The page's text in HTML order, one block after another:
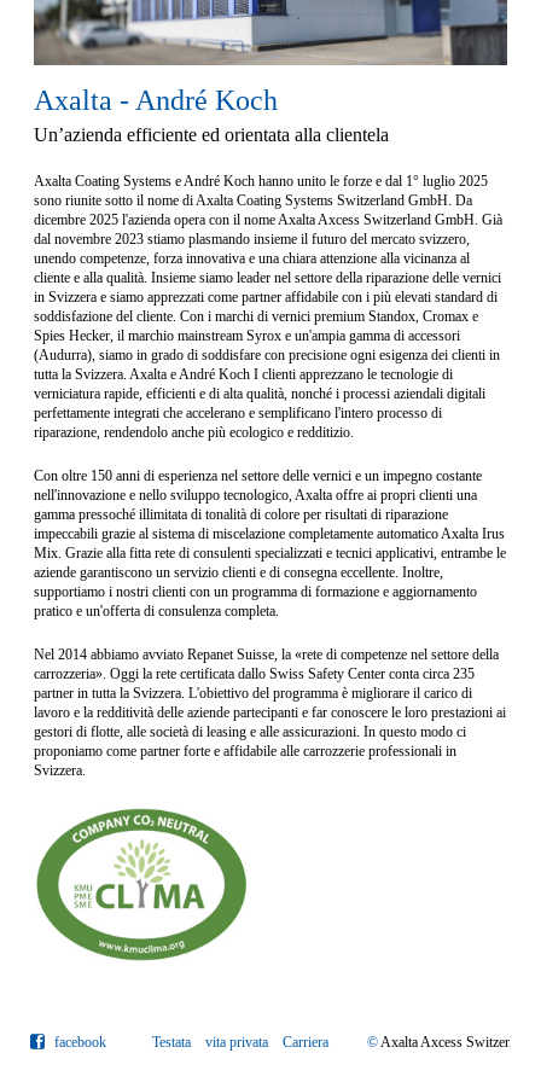
Axalta - André Koch
Un’azienda efficiente ed orientata alla clientela
Axalta Coating Systems e André Koch hanno unito le forze e dal 1° luglio 2025
sono riunite sotto il nome di Axalta Coating Systems Switzerland GmbH. Da
dicembre 2025 l'azienda opera con il nome Axalta Axcess Switzerland GmbH. Già
dal novembre 2023 stiamo plasmando insieme il futuro del mercato svizzero,
unendo competenze, forza innovativa e una chiara attenzione alla vicinanza al
cliente e alla qualità. Insieme siamo leader nel settore della riparazione delle vernici
in Svizzera e siamo apprezzati come partner affidabile con i più elevati standard di
soddisfazione del cliente. Con i marchi di vernici premium Standox, Cromax e
Spies Hecker, il marchio mainstream Syrox e un'ampia gamma di accessori
(Audurra), siamo in grado di soddisfare con precisione ogni esigenza dei clienti in
tutta la Svizzera. Axalta e André Koch I clienti apprezzano le tecnologie di
verniciatura rapide, efficienti e di alta qualità, nonché i processi aziendali digitali
perfettamente integrati che accelerano e semplificano l'intero processo di
riparazione, rendendolo anche più ecologico e redditizio.
Con oltre 150 anni di esperienza nel settore delle vernici e un impegno costante
nell'innovazione e nello sviluppo tecnologico, Axalta offre ai propri clienti una
gamma pressoché illimitata di tonalità di colore per risultati di riparazione
impeccabili grazie al sistema di miscelazione completamente automatico Axalta Irus
Mix. Grazie alla fitta rete di consulenti specializzati e tecnici applicativi, entrambe le
aziende garantiscono un servizio clienti e di consegna eccellente. Inoltre,
supportiamo i nostri clienti con un programma di formazione e aggiornamento
pratico e un'offerta di consulenza completa.
Nel 2014 abbiamo avviato Repanet Suisse, la «rete di competenze nel settore della
carrozzeria». Oggi la rete certificata dallo Swiss Safety Center conta circa 235
partner in tutta la Svizzera. L'obiettivo del programma è migliorare il carico di
lavoro e la redditività delle aziende partecipanti e far conoscere le loro prestazioni ai
gestori di flotte, alle società di leasing e alle assicurazioni. In questo modo ci
proponiamo come partner forte e affidabile alle carrozzerie professionali in
Svizzera.
facebook Testata vita privata Carriera ©Axalta Axcess Switzerland